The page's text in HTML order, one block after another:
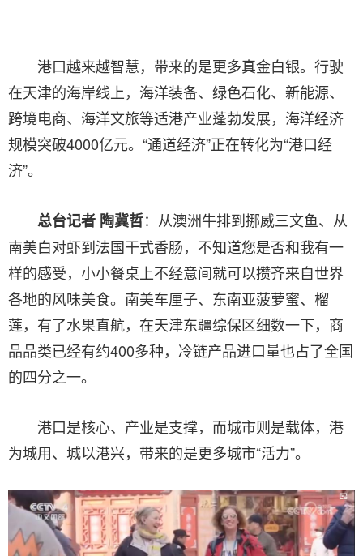
港口越来越智慧，带来的是更多真金白银。行驶
在天津的海岸线上，海洋装备、绿色石化、新能源、
跨境电商、海洋文旅等适港产业蓬勃发展，海洋经济
规模突破4000亿元。“通道经济”正在转化为“港口经
济”。
总台记者 陶冀哲：从澳洲牛排到挪威三文鱼、从
南美白对虾到法国干式香肠，不知道您是否和我有一
样的感受，小小餐桌上不经意间就可以攒齐来自世界
各地的风味美食。南美车厘子、东南亚菠萝蜜、榴
莲，有了水果直航，在天津东疆综保区细数一下，商
品品类已经有约400多种，冷链产品进口量也占了全国
的四分之一。
港口是核心、产业是支撑，而城市则是载体，港
为城用、城以港兴，带来的是更多城市“活力”。